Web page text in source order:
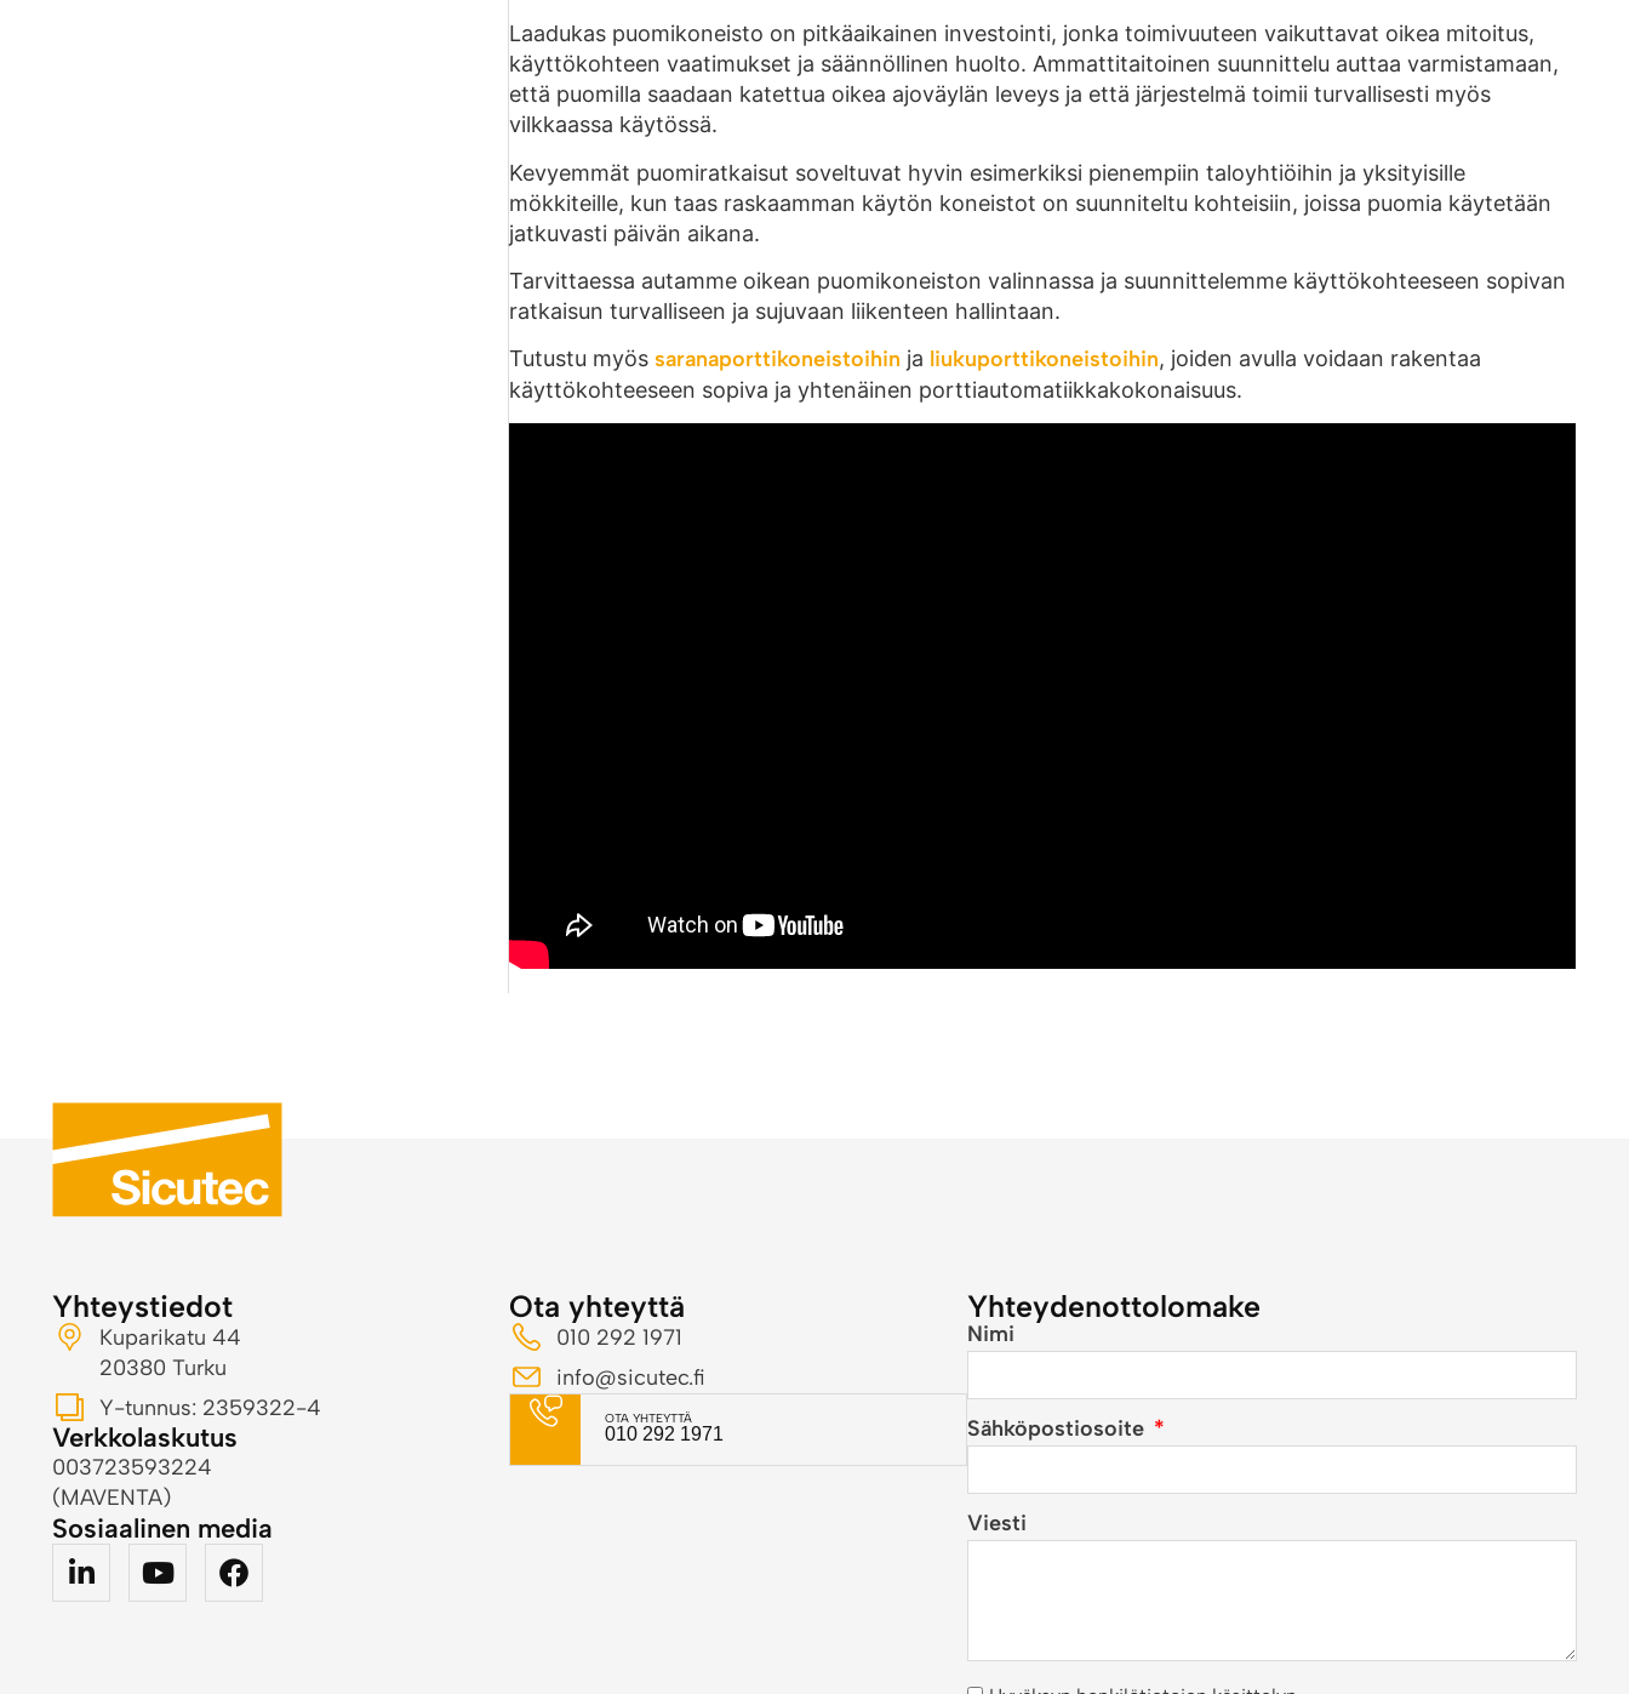
Laadukas puomikoneisto on pitkäaikainen investointi, jonka toimivuuteen vaikuttavat oikea mitoitus,
käyttökohteen vaatimukset ja säännöllinen huolto. Ammattitaitoinen suunnittelu auttaa varmistamaan,
että puomilla saadaan katettua oikea ajoväylän leveys ja että järjestelmä toimii turvallisesti myös
vilkkaassa käytössä.
Kevyemmät puomiratkaisut soveltuvat hyvin esimerkiksi pienempiin taloyhtiöihin ja yksityisille
mökkiteille, kun taas raskaamman käytön koneistot on suunniteltu kohteisiin, joissa puomia käytetään
jatkuvasti päivän aikana.
Tarvittaessa autamme oikean puomikoneiston valinnassa ja suunnittelemme käyttökohteeseen sopivan
ratkaisun turvalliseen ja sujuvaan liikenteen hallintaan.
Tutustu myös saranaporttikoneistoihin ja liukuporttikoneistoihin, joiden avulla voidaan rakentaa
käyttökohteeseen sopiva ja yhtenäinen porttiautomatiikkakokonaisuus.
Yhteystiedot
Kuparikatu 44
20380 Turku
Y-tunnus: 2359322-4
Verkkolaskutus
003723593224
(MAVENTA)
Sosiaalinen media
Ota yhteyttä
010 292 1971
info@sicutec.fi
OTA YHTEYTTÄ
010 292 1971
Yhteydenottolomake
Nimi
Sähköpostiosoite
Viesti